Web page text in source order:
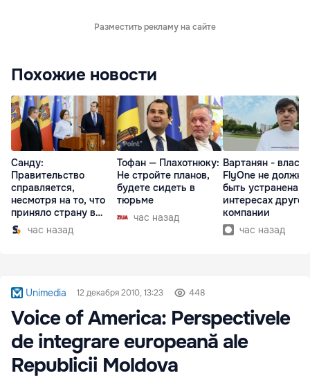
Разместить рекламу на сайте
Похожие новости
Санду:
Правительство
справляется,
несмотря на то, что
приняло страну в
разгар кризиса
час назад
Тофан — Плахотнюку:
Не стройте планов,
будете сидеть в
тюрьме
час назад
Вартанян -
FlyOne не должна
быть устранена в
интересах другой
компании
час назад
Unimedia 12 декабря 2010, 13:23 448
Voice of America: Perspectivele
de integrare europeană ale
Republicii Moldova